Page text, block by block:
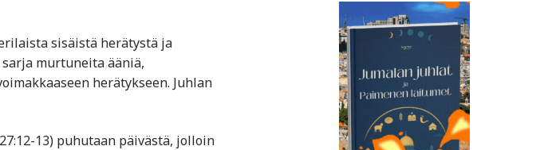
sisäistä herätystä ja
murtuneita ääniä,
herätykseen. Juhlan
13) puhutaan päivästä, jolloin